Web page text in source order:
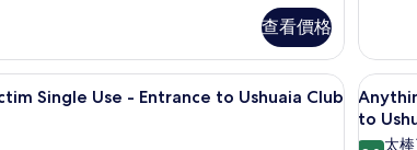
查看價格
的
所
有
&
Go
Room
Single
高級寢具、迷你吧、客房內保險箱、書桌
Single Use - Entrance to Ushuaia Club
顯
示
7
to
太棒